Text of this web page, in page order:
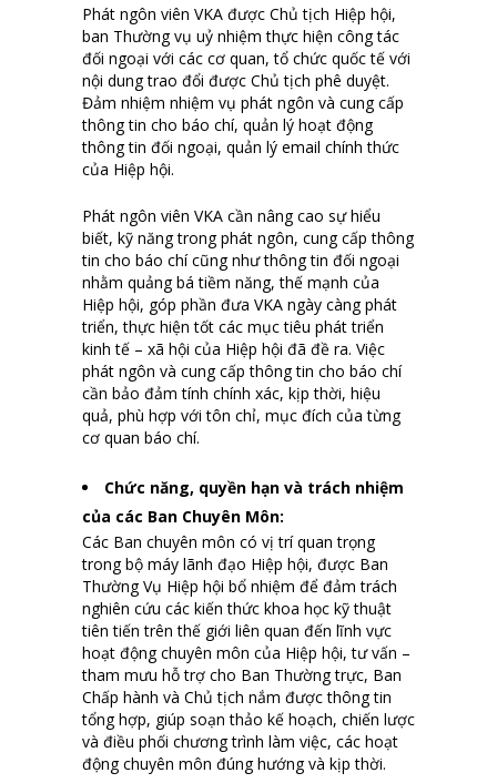
Phát ngôn viên VKA được Chủ tịch Hiệp hội,
ban Thường vụ uỷ nhiệm thực hiện công tác
đối ngoại với các cơ quan, tổ chức quốc tế với
nội dung trao đổi được Chủ tịch phê duyệt.
Đảm nhiệm nhiệm vụ phát ngôn và cung cấp
thông tin cho báo chí, quản lý hoạt động
thông tin đối ngoại, quản lý email chính thức
của Hiệp hội.
Phát ngôn viên VKA cần nâng cao sự hiểu
biết, kỹ năng trong phát ngôn, cung cấp thông
tin cho báo chí cũng như thông tin đối ngoại
nhằm quảng bá tiềm năng, thế mạnh của
Hiệp hội, góp phần đưa VKA ngày càng phát
triển, thực hiện tốt các mục tiêu phát triển
kinh tế – xã hội của Hiệp hội đã đề ra. Việc
phát ngôn và cung cấp thông tin cho báo chí
cần bảo đảm tính chính xác, kịp thời, hiệu
quả, phù hợp với tôn chỉ, mục đích của từng
cơ quan báo chí.
Chức năng, quyền hạn và trách nhiệm
của các Ban Chuyên Môn:
Các Ban chuyên môn có vị trí quan trọng
trong bộ máy lãnh đạo Hiệp hội, được Ban
Thường Vụ Hiệp hội bổ nhiệm để đảm trách
nghiên cứu các kiến thức khoa học kỹ thuật
tiên tiến trên thế giới liên quan đến lĩnh vực
hoạt động chuyên môn của Hiệp hội, tư vấn –
tham mưu hỗ trợ cho Ban Thường trực, Ban
Chấp hành và Chủ tịch nắm được thông tin
tổng hợp, giúp soạn thảo kế hoạch, chiến lược
và điều phối chương trình làm việc, các hoạt
động chuyên môn đúng hướng và kịp thời.